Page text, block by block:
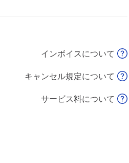
インボイスについて
キャンセル規定について
サービス料について